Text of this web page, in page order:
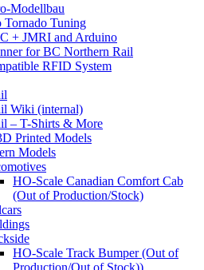
Modellbau
Tornado Tuning
+ JMRI and Arduino
for BC Northern Rail
RFID System
Wiki (internal)
– T-Shirts & More
Printed Models
Models
HO-Scale Canadian Comfort Cab
(Out of Production/Stock)
HO-Scale Track Bumper (Out of
Production/Out of Stock))